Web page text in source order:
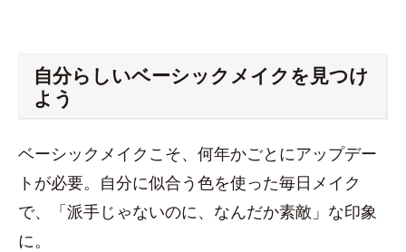
自分らしいベーシックメイクを見つけ
よう
ベーシックメイクこそ、何年かごとにアップデー
トが必要。自分に似合う色を使った毎日メイク
で、「派手じゃないのに、なんだか素敵」な印象
に。